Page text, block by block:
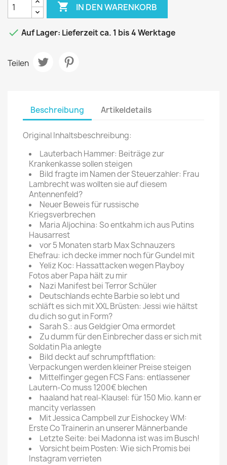
 IN DEN WARENKORB
 Auf Lager: Lieferzeit ca. 1 bis 4 Werktage
Teilen
Beschreibung Artikeldetails
Original Inhaltsbeschreibung:
Lauterbach Hammer: Beiträge zur
Krankenkasse sollen steigen
Bild fragte im Namen der Steuerzahler: Frau
Lambrecht was wollten sie auf diesem
Antennenfeld?
Neuer Beweis für russische
Kriegsverbrechen
Maria Aljochina: So entkahm ich aus Putins
Hausarrest
vor 5 Monaten starb Max Schnauzers
Ehefrau: ich decke immer noch für Gundel mit
Yeliz Koc: Hassattacken wegen Playboy
Fotos aber Papa hält zu mir
Nazi Manifest bei Terror Schüler
Deutschlands echte Barbie so lebt und
schläft es sich mit XXL Brüsten: Jessi wie hältst
du dich so gut in Form?
Sarah S.: aus Geldgier Oma ermordet
Zu dumm für den Einbrecher dass er sich mit
Soldatin Pia anlegte
Bild deckt auf schrumpftflation:
Verpackungen werden kleiner Preise steigen
Mittelfinger gegen FCS Fans: entlassener
Lautern-Co muss 1200€ blechen
haaland hat real-Klausel: für 150 Mio. kann er
mancity verlassen
Mit Jessica Campbell zur Eishockey WM:
Erste Co Trainerin an unserer Männerbande
Letzte Seite: bei Madonna ist was im Busch!
Vorsicht beim Posten: Wie sich Promis bei
Instagram verrieten